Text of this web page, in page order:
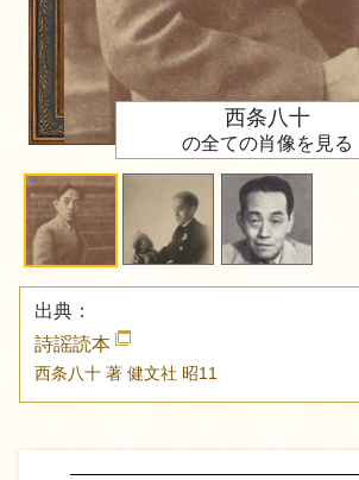
西条八十
の全ての肖像を見る
出典：
詩謡読本
西条八十 著 健文社 昭11